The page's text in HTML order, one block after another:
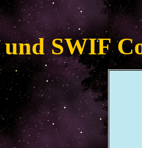
und SWIF